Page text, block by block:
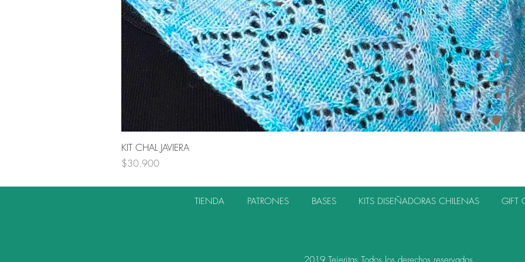
KIT CHAL JAVIERA
Precio
$30.900
TIENDA PATRONES BASES KITS DISEÑADORAS CHILENAS GIFT
2019 Tejeritas Todos los derechos reservados.